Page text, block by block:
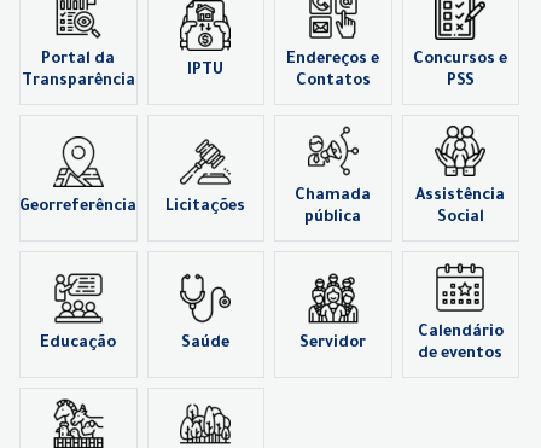
Portal da
Transparência
IPTU
Endereços e
Contatos
Concursos e
PSS
Georreferência Licitações
Chamada
pública
Assistência
Social
Educação Saúde Servidor
Calendário
de eventos